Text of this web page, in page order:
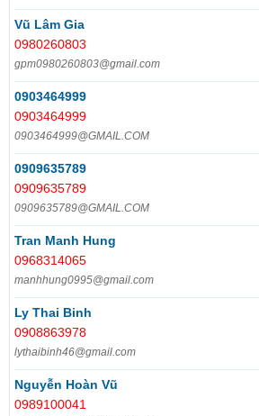
Vũ Lâm Gia
0980260803
gpm0980260803@gmail.com
0903464999
0903464999
0903464999@GMAIL.COM
0909635789
0909635789
0909635789@GMAIL.COM
Tran Manh Hung
0968314065
manhhung0995@gmail.com
Ly Thai Binh
0908863978
lythaibinh46@gmail.com
Nguyễn Hoàn Vũ
0989100041